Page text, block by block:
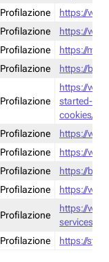
Profilazione
https://
Profilazione
https://
Profilazione
https://
Profilazione https://
Profilazione
https://
started-
cookies/
Profilazione
https://
Profilazione
https://
Profilazione
https://
Profilazione https://
Profilazione
https://
services-
Profilazione https://